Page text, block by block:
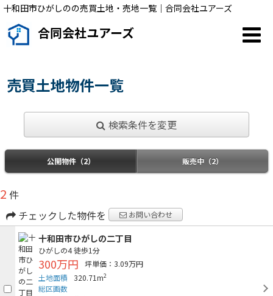
十和田市ひがしのの売買土地・売地一覧｜合同会社ユアーズ
合同会社ユアーズ
売買土地物件一覧
検索条件を変更
公開物件（2） 販売中（2）
2 件
チェックした物件を
お問い合わせ
十和田市ひがしの二丁目
ひがしの4徒歩1分
300万円
坪単価：3.09万円
土地面積
320.71m2
総区画数